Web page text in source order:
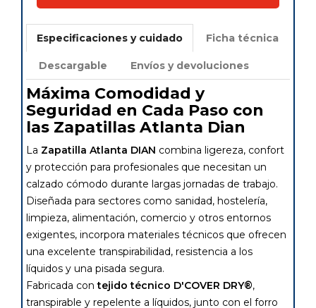
Especificaciones y cuidado Ficha técnica
Descargable Envíos y devoluciones
Máxima Comodidad y
Seguridad en Cada Paso con
las Zapatillas Atlanta Dian
La Zapatilla Atlanta DIAN combina ligereza, confort
y protección para profesionales que necesitan un
calzado cómodo durante largas jornadas de trabajo.
Diseñada para sectores como sanidad, hostelería,
limpieza, alimentación, comercio y otros entornos
exigentes, incorpora materiales técnicos que ofrecen
una excelente transpirabilidad, resistencia a los
líquidos y una pisada segura.
Fabricada contejido técnico D'COVER DRY®,
transpirable y repelente a líquidos, junto con el forro